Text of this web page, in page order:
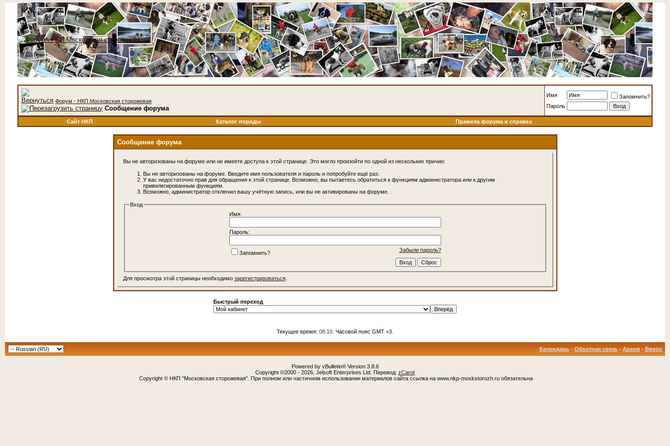
Форум - НКП Московская сторожевая
Сообщение форума
Имя
Запомнить?
Пароль
Сайт НКП Каталог породы Правила форума и справка
Сообщение форума
Вы не авторизованы на форуме или не имеете доступа к этой странице. Это могло произойти по одной из нескольких причин:
Вы не авторизованы на форуме. Введите имя пользователя и пароль и попробуйте ещё раз.
У вас недостаточно прав для обращения к этой странице. Возможно, вы пытаетесь обратиться к функциям администратора или к другим
привилегированным функциям.
Возможно, администратор отключил вашу учётную запись, или вы не активированы на форуме.
Вход
Имя:
Пароль:
Забыли пароль?
Запомнить?
Для просмотра этой страницы необходимо зарегистрироваться.
Быстрый переход
Текущее время: 08:10 . Часовой пояс GMT +3.
Календарь - Обратная связь - Архив - Вверх
Powered by vBulletin® Version 3.8.6
Copyright ©2000 - 2026, Jelsoft Enterprises Ltd. Перевод: zCarot
Copyright © НКП "Московская сторожевая". При полном или частичном использовании материалов сайта ссылка на www.nkp-moskstorozh.ru обязательна